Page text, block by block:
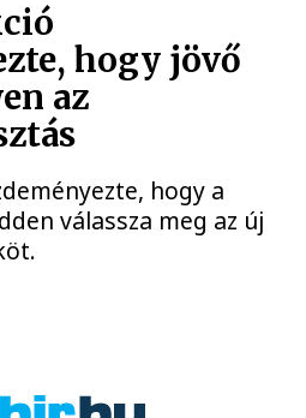
hogy jövő
az
hogy a
válassza meg az új